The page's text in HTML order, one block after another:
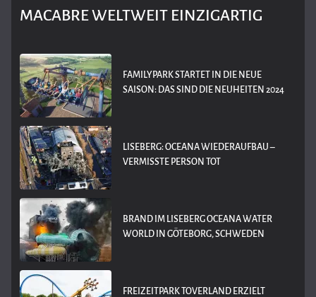
MACABRE WELTWEIT EINZIGARTIG
FAMILYPARK STARTET IN DIE NEUE
SAISON: DAS SIND DIE NEUHEITEN 2024
LISEBERG: OCEANA WIEDERAUFBAU –
VERMISSTE PERSON TOT
BRAND IM LISEBERG OCEANA WATER
WORLD IN GÖTEBORG, SCHWEDEN
FREIZEITPARK TOVERLAND ERZIELT